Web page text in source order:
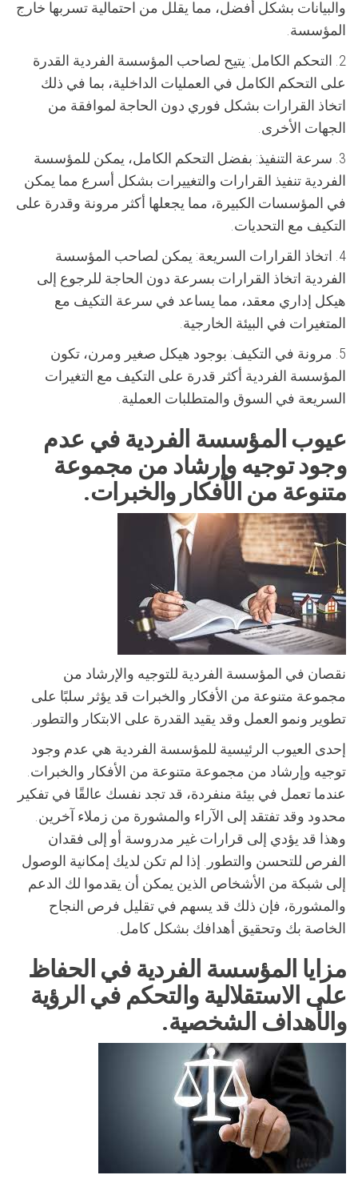
والبيانات بشكل أفضل، مما يقلل من احتمالية تسربها خارج
المؤسسة.
2. التحكم الكامل: يتيح لصاحب المؤسسة الفردية القدرة
على التحكم الكامل في العمليات الداخلية، بما في ذلك
اتخاذ القرارات بشكل فوري دون الحاجة لموافقة من
الجهات الأخرى.
3. سرعة التنفيذ: بفضل التحكم الكامل، يمكن للمؤسسة
الفردية تنفيذ القرارات والتغييرات بشكل أسرع مما يمكن
في المؤسسات الكبيرة، مما يجعلها أكثر مرونة وقدرة على
التكيف مع التحديات.
4. اتخاذ القرارات السريعة: يمكن لصاحب المؤسسة
الفردية اتخاذ القرارات بسرعة دون الحاجة للرجوع إلى
هيكل إداري معقد، مما يساعد في سرعة التكيف مع
المتغيرات في البيئة الخارجية.
5. مرونة في التكيف: بوجود هيكل صغير ومرن، تكون
المؤسسة الفردية أكثر قدرة على التكيف مع التغيرات
السريعة في السوق والمتطلبات العملية.
عيوب المؤسسة الفردية في عدم
وجود توجيه وإرشاد من مجموعة
متنوعة من الأفكار والخبرات.
نقصان في المؤسسة الفردية للتوجيه والإرشاد من
مجموعة متنوعة من الأفكار والخبرات قد يؤثر سلبًا على
تطوير ونمو العمل وقد يقيد القدرة على الابتكار والتطور.
إحدى العيوب الرئيسية للمؤسسة الفردية هي عدم وجود
توجيه وإرشاد من مجموعة متنوعة من الأفكار والخبرات.
عندما تعمل في بيئة منفردة، قد تجد نفسك عالقًا في تفكير
محدود وقد تفتقد إلى الآراء والمشورة من زملاء آخرين.
وهذا قد يؤدي إلى قرارات غير مدروسة أو إلى فقدان
الفرص للتحسن والتطور. إذا لم تكن لديك إمكانية الوصول
إلى شبكة من الأشخاص الذين يمكن أن يقدموا لك الدعم
والمشورة، فإن ذلك قد يسهم في تقليل فرص النجاح
الخاصة بك وتحقيق أهدافك بشكل كامل.
مزايا المؤسسة الفردية في الحفاظ
على الاستقلالية والتحكم في الرؤية
والأهداف الشخصية.